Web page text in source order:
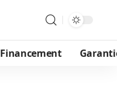
Financement